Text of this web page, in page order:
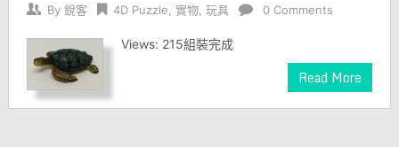
By 銳客 4D Puzzle 實物, 玩具 0 Comments
Views: 215組裝完成
Read More